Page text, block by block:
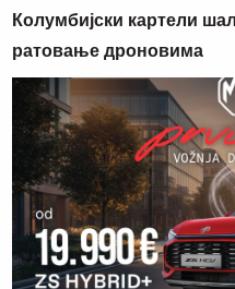
Колумбијски картели
ратовање дроновима